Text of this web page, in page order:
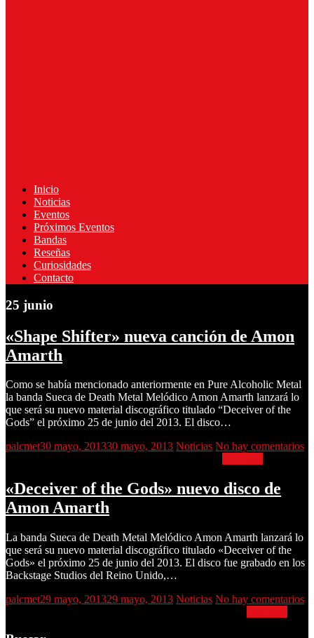
Inicio
Noticias
Eventos
Próximos Eventos
Bandas
Reseñas
Curiosidades
Contacto
25 junio
«Shape Shifter» nueva canción de Amon
Amarth
Como se había mencionado anteriormente en Pure Alcoholic Metal
la banda Sueca de Death Metal Melódico Amon Amarth lanzará lo
que será su nuevo material discográfico titulado “Deceiver of the
Gods” el próximo 25 de junio del 2013. El disco…
palcmet30 mayo, 201330 mayo, 2013 Noticias No hay comentarios
«Deceiver of the Gods» nuevo disco de
Amon Amarth
La banda Sueca de Death Metal Melódico Amon Amarth lanzará lo
que será su nuevo material discográfico titulado «Deceiver of the
Gods» el próximo 25 de junio del 2013. El disco fue grabado en los
Backstage Studios del Reino Unido,…
palcmet29 mayo, 201329 mayo, 2013 Noticias No hay comentarios